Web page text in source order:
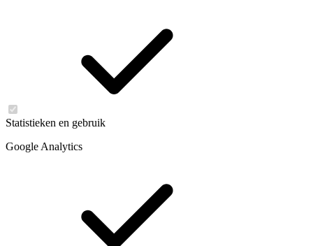
Statistieken en gebruik
Google Analytics